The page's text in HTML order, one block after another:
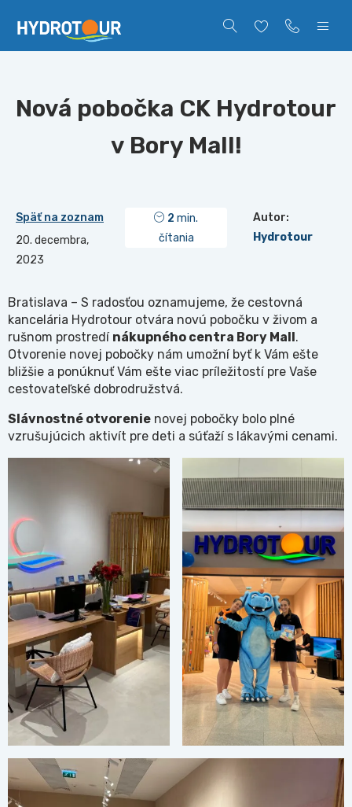
Nová pobočka CK Hydrotour
v Bory Mall!
Späť na zoznam
20. decembra,
2023
2 min.
čítania
Autor:
Hydrotour
Bratislava – S radosťou oznamujeme, že cestovná
kancelária Hydrotour otvára novú pobočku v živom a
rušnom prostredí nákupného centra Bory Mall.
Otvorenie novej pobočky nám umožní byť k Vám ešte
bližšie a ponúknuť Vám ešte viac príležitostí pre Vaše
cestovateľské dobrodružstvá.
Slávnostné otvorenie novej pobočky bolo plné
vzrušujúcich aktivít pre deti a súťaží s lákavými cenami.